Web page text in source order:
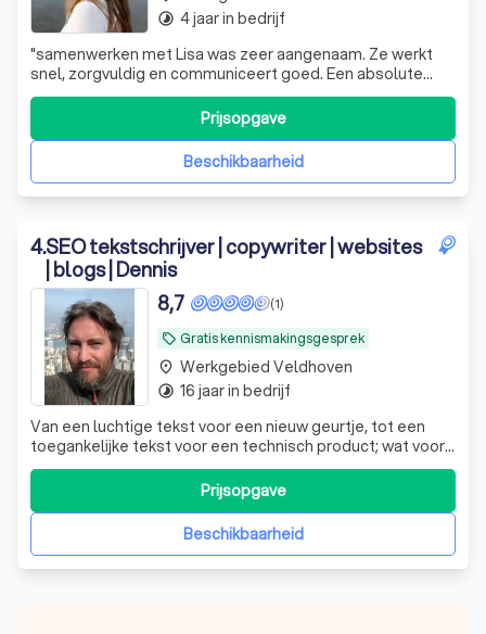
"samenwerken met Lisa was zeer aangenaam. Ze werkt
snel, zorgvuldig en communiceert goed. Een absolute
aanrader voor wie op zoek is naar uitstekende
Beschikbaarheid
Prijsopgave
timelapse 4 jaar in bedrijf
4.SEO tekstschrijver | copywriter | websites
| blogs | Dennis
local_offer Gratis kennismakingsgesprek
(1)
8,7
Van een luchtige tekst voor een nieuw geurtje, tot een
toegankelijke tekst voor een technisch product; wat voor
type tekst ik ook typ, ik zorg altijd dat die lekker loopt én je
Beschikbaarheid
Prijsopgave
place Werkgebied Veldhoven
timelapse 16 jaar in bedrijf